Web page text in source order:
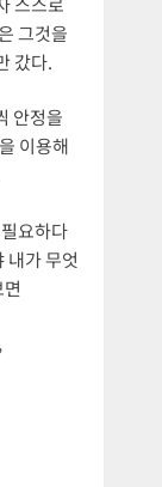
그것을
갔다.
안정을
이용해
요하다
내가 무엇